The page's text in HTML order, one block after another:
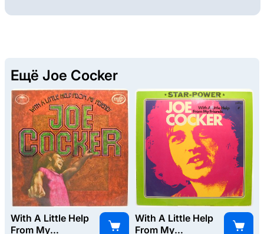
Ещё Joe Cocker
With A Little Help
From My
With A Little Help
From My